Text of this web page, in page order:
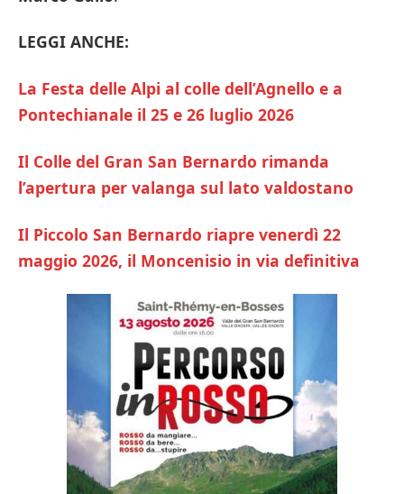
LEGGI ANCHE:
La Festa delle Alpi al colle dell’Agnello e a
Pontechianale il 25 e 26 luglio 2026
Il Colle del Gran San Bernardo rimanda
l’apertura per valanga sul lato valdostano
Il Piccolo San Bernardo riapre venerdì 22
maggio 2026, il Moncenisio in via definitiva